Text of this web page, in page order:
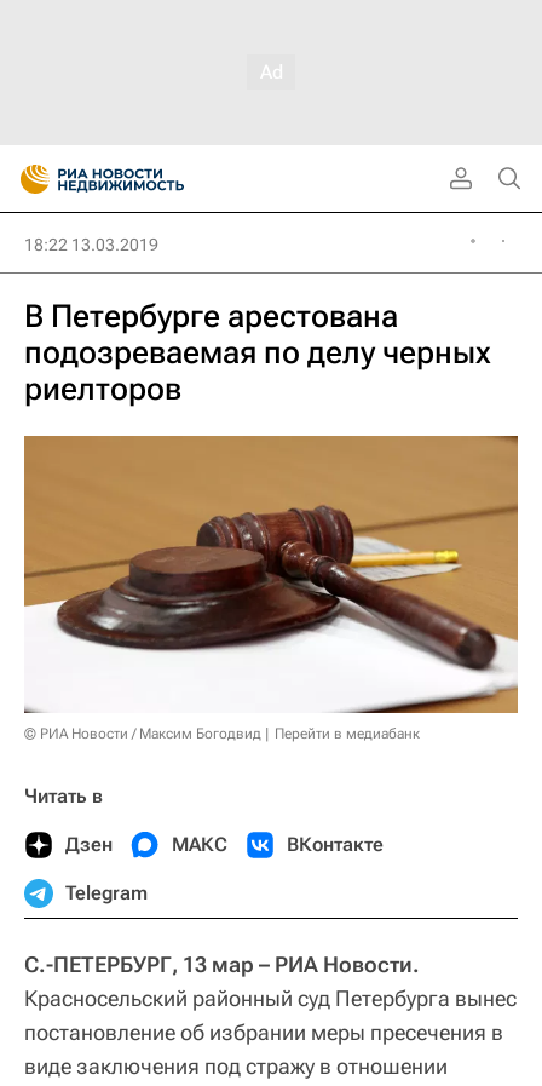
18:22 13.03.2019
В Петербурге арестована
подозреваемая по делу черных
риелторов
© РИА Новости / Максим Богодвид Перейти в медиабанк
Читать в
Дзен МАКС ВКонтакте
Telegram
С.-ПЕТЕРБУРГ, 13 мар – РИА Новости.
Красносельский районный суд Петербурга вынес
постановление об избрании меры пресечения в
виде заключения под стражу в отношении